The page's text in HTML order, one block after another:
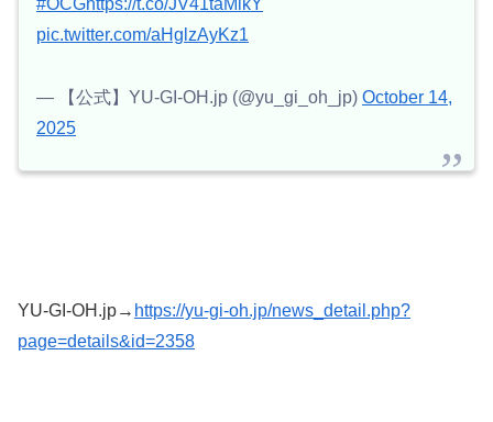
pic.twitter.com/aHglzAyKz1
— 【公式】YU-GI-OH.jp (@yu_gi_oh_jp) October 14,
2025
YU-GI-OH.jp→ https://yu-gi-oh.jp/news_detail.php?
page=details&id=2358